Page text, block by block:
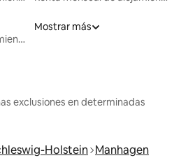
Renta mensual de alojamientos
Mostrar más
exclusiones en determinadas
Holstein Manhagen